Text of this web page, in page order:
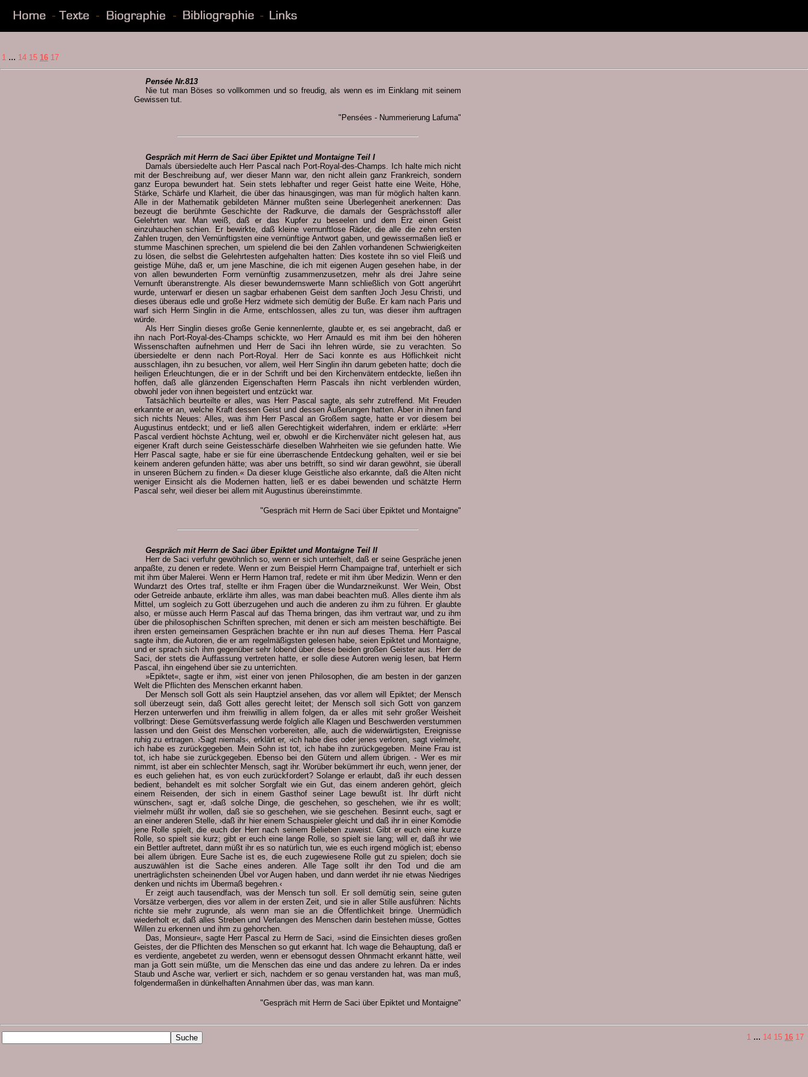
1 ... 14 15 16 17
Pensée Nr.813
Nie tut man Böses so vollkommen und so freudig, als wenn es im Einklang mit seinem
Gewissen tut.
"Pensées - Nummerierung Lafuma"
Gespräch mit Herrn de Saci über Epiktet und Montaigne Teil I
Damals übersiedelte auch Herr Pascal nach Port-Royal-des-Champs. Ich halte mich nicht
mit der Beschreibung auf, wer dieser Mann war, den nicht allein ganz Frankreich, sondern
ganz Europa bewundert hat. Sein stets lebhafter und reger Geist hatte eine Weite, Höhe,
Stärke, Schärfe und Klarheit, die über das hinausgingen, was man für möglich halten kann.
Alle in der Mathematik gebildeten Männer mußten seine Überlegenheit anerkennen: Das
bezeugt die berühmte Geschichte der Radkurve, die damals der Gesprächsstoff aller
Gelehrten war. Man weiß, daß er das Kupfer zu beseelen und dem Erz einen Geist
einzuhauchen schien. Er bewirkte, daß kleine vernunftlose Räder, die alle die zehn ersten
Zahlen trugen, den Vernünftigsten eine vernünftige Antwort gaben, und gewissermaßen ließ er
stumme Maschinen sprechen, um spielend die bei den Zahlen vorhandenen Schwierigkeiten
zu lösen, die selbst die Gelehrtesten aufgehalten hatten: Dies kostete ihn so viel Fleiß und
geistige Mühe, daß er, um jene Maschine, die ich mit eigenen Augen gesehen habe, in der
von allen bewunderten Form vernünftig zusammenzusetzen, mehr als drei Jahre seine
Vernunft überanstrengte. Als dieser bewundernswerte Mann schließlich von Gott angerührt
wurde, unterwarf er diesen un sagbar erhabenen Geist dem sanften Joch Jesu Christi, und
dieses überaus edle und große Herz widmete sich demütig der Buße. Er kam nach Paris und
warf sich Herrn Singlin in die Arme, entschlossen, alles zu tun, was dieser ihm auftragen
würde.
Als Herr Singlin dieses große Genie kennenlernte, glaubte er, es sei angebracht, daß er
ihn nach Port-Royal-des-Champs schickte, wo Herr Arnauld es mit ihm bei den höheren
Wissenschaften aufnehmen und Herr de Saci ihn lehren würde, sie zu verachten. So
übersiedelte er denn nach Port-Royal. Herr de Saci konnte es aus Höflichkeit nicht
ausschlagen, ihn zu besuchen, vor allem, weil Herr Singlin ihn darum gebeten hatte; doch die
heiligen Erleuchtungen, die er in der Schrift und bei den Kirchenvätern entdeckte, ließen ihn
hoffen, daß alle glänzenden Eigenschaften Herrn Pascals ihn nicht verblenden würden,
obwohl jeder von ihnen begeistert und entzückt war.
Tatsächlich beurteilte er alles, was Herr Pascal sagte, als sehr zutreffend. Mit Freuden
erkannte er an, welche Kraft dessen Geist und dessen Äußerungen hatten. Aber in ihnen fand
sich nichts Neues: Alles, was ihm Herr Pascal an Großem sagte, hatte er vor diesem bei
Augustinus entdeckt; und er ließ allen Gerechtigkeit widerfahren, indem er erklärte: »Herr
Pascal verdient höchste Achtung, weil er, obwohl er die Kirchenväter nicht gelesen hat, aus
eigener Kraft durch seine Geistesschärfe dieselben Wahrheiten wie sie gefunden hatte. Wie
Herr Pascal sagte, habe er sie für eine überraschende Entdeckung gehalten, weil er sie bei
keinem anderen gefunden hätte; was aber uns betrifft, so sind wir daran gewöhnt, sie überall
in unseren Büchern zu finden.« Da dieser kluge Geistliche also erkannte, daß die Alten nicht
weniger Einsicht als die Modernen hatten, ließ er es dabei bewenden und schätzte Herrn
Pascal sehr, weil dieser bei allem mit Augustinus übereinstimmte.
"Gespräch mit Herrn de Saci über Epiktet und Montaigne"
Gespräch mit Herrn de Saci über Epiktet und Montaigne Teil II
Herr de Saci verfuhr gewöhnlich so, wenn er sich unterhielt, daß er seine Gespräche jenen
anpaßte, zu denen er redete. Wenn er zum Beispiel Herrn Champaigne traf, unterhielt er sich
mit ihm über Malerei. Wenn er Herrn Hamon traf, redete er mit ihm über Medizin. Wenn er den
Wundarzt des Ortes traf, stellte er ihm Fragen über die Wundarzneikunst. Wer Wein, Obst
oder Getreide anbaute, erklärte ihm alles, was man dabei beachten muß. Alles diente ihm als
Mittel, um sogleich zu Gott überzugehen und auch die anderen zu ihm zu führen. Er glaubte
also, er müsse auch Herrn Pascal auf das Thema bringen, das ihm vertraut war, und zu ihm
über die philosophischen Schriften sprechen, mit denen er sich am meisten beschäftigte. Bei
ihren ersten gemeinsamen Gesprächen brachte er ihn nun auf dieses Thema. Herr Pascal
sagte ihm, die Autoren, die er am regelmäßigsten gelesen habe, seien Epiktet und Montaigne,
und er sprach sich ihm gegenüber sehr lobend über diese beiden großen Geister aus. Herr de
Saci, der stets die Auffassung vertreten hatte, er solle diese Autoren wenig lesen, bat Herrn
Pascal, ihn eingehend über sie zu unterrichten.
»Epiktet«, sagte er ihm, »ist einer von jenen Philosophen, die am besten in der ganzen
Welt die Pflichten des Menschen erkannt haben.
Der Mensch soll Gott als sein Hauptziel ansehen, das vor allem will Epiktet; der Mensch
soll überzeugt sein, daß Gott alles gerecht leitet; der Mensch soll sich Gott von ganzem
Herzen unterwerfen und ihm freiwillig in allem folgen, da er alles mit sehr großer Weisheit
vollbringt: Diese Gemütsverfassung werde folglich alle Klagen und Beschwerden verstummen
lassen und den Geist des Menschen vorbereiten, alle, auch die widerwärtigsten, Ereignisse
ruhig zu ertragen. ›Sagt niemals‹, erklärt er, ›ich habe dies oder jenes verloren, sagt vielmehr,
ich habe es zurückgegeben. Mein Sohn ist tot, ich habe ihn zurückgegeben. Meine Frau ist
tot, ich habe sie zurückgegeben. Ebenso bei den Gütern und allem übrigen. - Wer es mir
nimmt, ist aber ein schlechter Mensch, sagt ihr. Worüber bekümmert ihr euch, wenn jener, der
es euch geliehen hat, es von euch zurückfordert? Solange er erlaubt, daß ihr euch dessen
bedient, behandelt es mit solcher Sorgfalt wie ein Gut, das einem anderen gehört, gleich
einem Reisenden, der sich in einem Gasthof seiner Lage bewußt ist. Ihr dürft nicht
wünschen‹, sagt er, ›daß solche Dinge, die geschehen, so geschehen, wie ihr es wollt;
vielmehr müßt ihr wollen, daß sie so geschehen, wie sie geschehen. Besinnt euch‹, sagt er
an einer anderen Stelle, ›daß ihr hier einem Schauspieler gleicht und daß ihr in einer Komödie
jene Rolle spielt, die euch der Herr nach seinem Belieben zuweist. Gibt er euch eine kurze
Rolle, so spielt sie kurz; gibt er euch eine lange Rolle, so spielt sie lang; will er, daß ihr wie
ein Bettler auftretet, dann müßt ihr es so natürlich tun, wie es euch irgend möglich ist; ebenso
bei allem übrigen. Eure Sache ist es, die euch zugewiesene Rolle gut zu spielen; doch sie
auszuwählen ist die Sache eines anderen. Alle Tage sollt ihr den Tod und die am
unerträglichsten scheinenden Übel vor Augen haben, und dann werdet ihr nie etwas Niedriges
denken und nichts im Übermaß begehren.‹
Er zeigt auch tausendfach, was der Mensch tun soll. Er soll demütig sein, seine guten
Vorsätze verbergen, dies vor allem in der ersten Zeit, und sie in aller Stille ausführen: Nichts
richte sie mehr zugrunde, als wenn man sie an die Öffentlichkeit bringe. Unermüdlich
wiederholt er, daß alles Streben und Verlangen des Menschen darin bestehen müsse, Gottes
Willen zu erkennen und ihm zu gehorchen.
Das, Monsieur«, sagte Herr Pascal zu Herrn de Saci, »sind die Einsichten dieses großen
Geistes, der die Pflichten des Menschen so gut erkannt hat. Ich wage die Behauptung, daß er
es verdiente, angebetet zu werden, wenn er ebensogut dessen Ohnmacht erkannt hätte, weil
man ja Gott sein müßte, um die Menschen das eine und das andere zu lehren. Da er indes
Staub und Asche war, verliert er sich, nachdem er so genau verstanden hat, was man muß,
folgendermaßen in dünkelhaften Annahmen über das, was man kann.
"Gespräch mit Herrn de Saci über Epiktet und Montaigne"
1 ... 14 15 16 17